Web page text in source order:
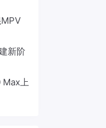
新阶
Max上